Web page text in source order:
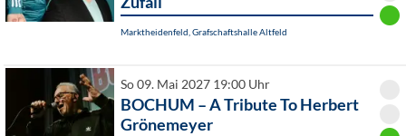
Marktheidenfeld, Grafschaftshalle Altfeld
So 09. Mai 2027 19:00 Uhr
BOCHUM – A Tribute To Herbert
Grönemeyer